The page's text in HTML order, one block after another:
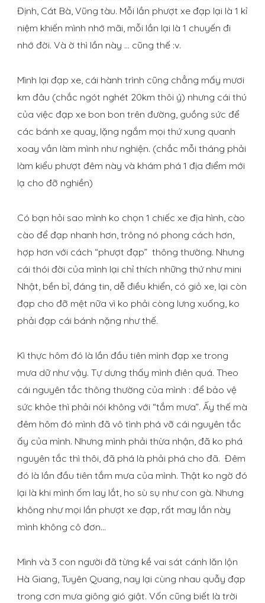
Định, Cát Bà, Vũng tàu. Mỗi lần phượt xe đạp lại là 1 kỉ
niệm khiến mình nhớ mãi, mỗi lần lại là 1 chuyến đi
nhớ đời. Và ờ thì lần này … cũng thế :v.
Mình lại đạp xe, cái hành trình cũng chẳng mấy mươi
km đâu (chắc ngót nghét 20km thôi ý) nhưng cái thú
của việc đạp xe bon bon trên đường, guồng sức để
các bánh xe quay, lặng ngắm mọi thứ xung quanh
xoay vần làm mình như nghiện. (chắc mỗi tháng phải
làm kiểu phượt đêm này và khám phá 1 địa điểm mới
lạ cho đỡ nghiền)
Có bạn hỏi sao mình ko chọn 1 chiếc xe địa hình, cào
cào để đạp nhanh hơn, trông nó phong cách hơn,
hợp hơn với cách “phượt đạp” thông thường. Nhưng
cái thói đời của mình lại chỉ thích những thứ như mini
Nhật, bền bỉ, đáng tin, dễ điều khiển, có giỏ xe, lại còn
đạp cho đỡ mệt nữa vì ko phải còng lưng xuống, ko
phải đạp cái bánh nặng như thế.
Kì thực hôm đó là lần đầu tiên mình đạp xe trong
mưa dữ như vậy. Tự dưng thấy mình điên quá. Theo
cái nguyên tắc thông thường của mình : để bảo vệ
sức khỏe thì phải nói không với “tắm mưa”. Ấy thế mà
đêm hôm đó mình đã vô tình phá vỡ cái nguyên tắc
ấy của mình. Nhưng mình phải thừa nhận, đã ko phá
nguyên tắc thì thôi, đã phá là phải phá cho đã. Đêm
đó là lần đầu tiên tắm mưa của mình. Thật ko ngờ đó
lại là khi mình ốm lay lắt, ho sù sụ như con gà. Nhưng
không như mọi lần phượt xe đạp, rất may lần này
mình không cô đơn…
Mình và 3 con người đã từng kề vai sát cánh lăn lộn
Hà Giang, Tuyên Quang, nay lại cùng nhau quẫy đạp
trong cơn mưa giông gió giật. Vốn cũng biết là trời